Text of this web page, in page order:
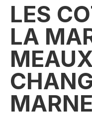
LES
LA
MARNE